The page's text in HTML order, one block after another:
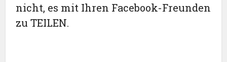
nicht, es mit Ihren Facebook-Freunden
zu TEILEN.